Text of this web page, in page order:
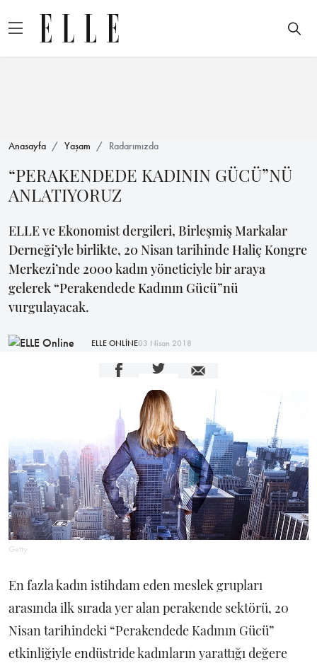
Anasayfa Yaşam Radarımızda
“PERAKENDEDE KADININ GÜCÜ”NÜ
ANLATIYORUZ
ELLE ve Ekonomist dergileri, Birleşmiş Markalar
Derneği’yle birlikte, 20 Nisan tarihinde Haliç Kongre
Merkezi’nde 2000 kadın yöneticiyle bir araya
gelerek “Perakendede Kadının Gücü”nü
vurgulayacak.
ELLE ONLİNE03 Nisan 2018
Getty
En fazla kadın istihdam eden meslek grupları
arasında ilk sırada yer alan perakende sektörü, 20
Nisan tarihindeki “Perakendede Kadının Gücü”
etkinliğiyle endüstride kadınların yarattığı değere